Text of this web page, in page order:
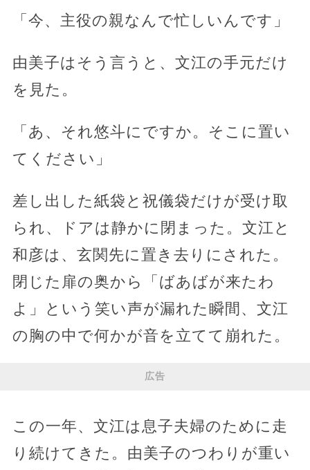
「今、主役の親なんで忙しいんです」
由美子はそう言うと、文江の手元だけ
を見た。
「あ、それ悠斗にですか。そこに置い
てください」
差し出した紙袋と祝儀袋だけが受け取
られ、ドアは静かに閉まった。文江と
和彦は、玄関先に置き去りにされた。
閉じた扉の奥から「ばあばが来たわ
よ」という笑い声が漏れた瞬間、文江
の胸の中で何かが音を立てて崩れた。
広告
この一年、文江は息子夫婦のために走
り続けてきた。由美子のつわりが重い